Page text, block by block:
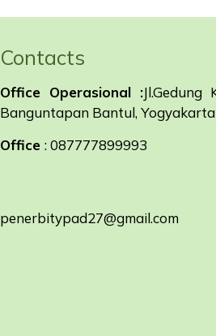
Contacts
Office Operasional :Jl.Gedung
Banguntapan Bantul, Yogyakarta
Office: 087777899993
penerbitypad27@gmail.com